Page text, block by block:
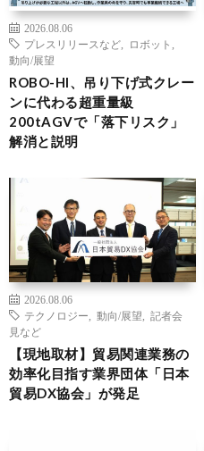
2026.08.06
プレスリリースなど
ロボット
動向/展望
ROBO-HI、吊り下げ式クレー
ンに代わる超重量級
200tAGVで「落下リスク」
解消と説明
2026.08.06
テクノロジー
動向/展望
記者会
見など
【現地取材】貿易関連業務の
効率化目指す業界団体「日本
貿易DX協会」が発足